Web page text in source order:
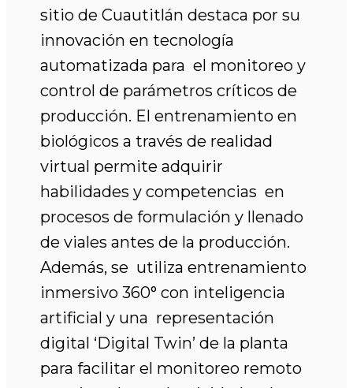
sitio de Cuautitlán destaca por su
innovación en tecnología
automatizada para el monitoreo y
control de parámetros críticos de
producción. El entrenamiento en
biológicos a través de realidad
virtual permite adquirir
habilidades y competencias en
procesos de formulación y llenado
de viales antes de la producción.
Además, se utiliza entrenamiento
inmersivo 360° con inteligencia
artificial y una representación
digital ‘Digital Twin’ de la planta
para facilitar el monitoreo remoto